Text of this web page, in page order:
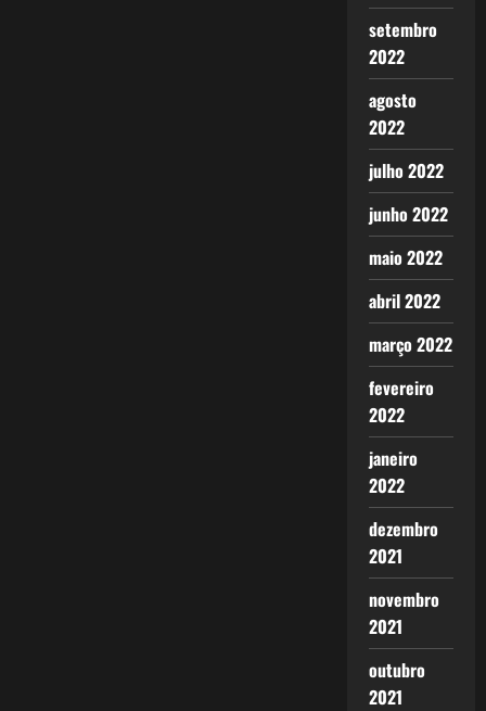
setembro
2022
agosto
2022
julho 2022
junho 2022
maio 2022
abril 2022
março 2022
fevereiro
2022
janeiro
2022
dezembro
2021
novembro
2021
outubro
2021